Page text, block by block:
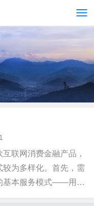
联网消费金融产品，
较为多样化。首先，需
基本服务模式——用户